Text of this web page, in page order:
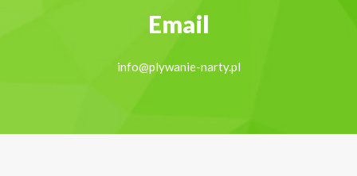
Email
info@plywanie-narty.pl